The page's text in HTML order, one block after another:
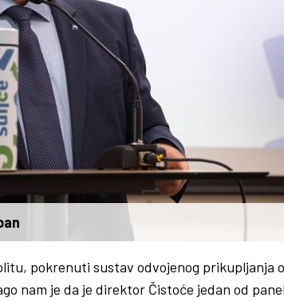
pokrenuti sustav odvojenog
nam je da je direktor Čistoće jedan od